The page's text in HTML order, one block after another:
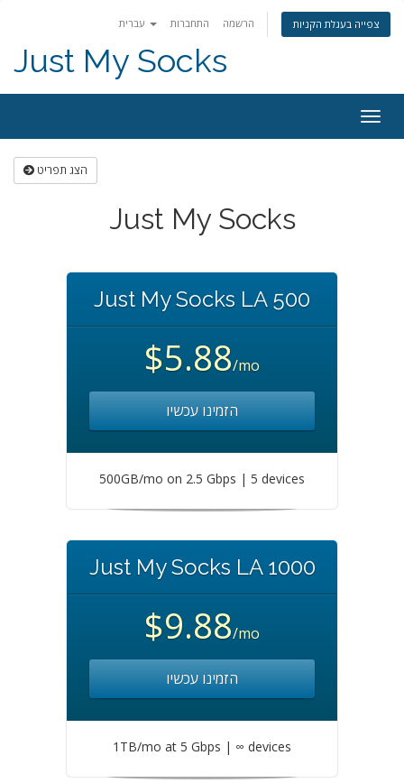
התחברות הרשמה צפייה בעגלת הקניות
Just My Socks
הצג תפריט
Just My Socks
Just My Socks LA 500
$5.88/mo
הזמינו עכשיו
500GB/mo on 2.5 Gbps | 5 devices
Just My Socks LA 1000
$9.88/mo
הזמינו עכשיו
1TB/mo at 5 Gbps | ∞ devices